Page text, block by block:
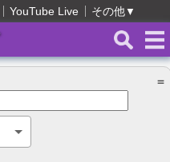
YouTube Live その他▼
＝